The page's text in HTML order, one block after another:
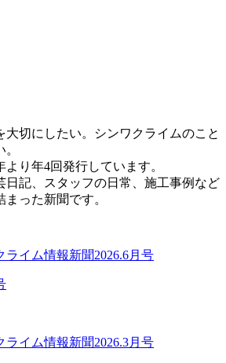
大切にしたい。シンワクライムのこと
り年4回発行しています。
日記、スタッフの日常、施工事例など
った新聞です。